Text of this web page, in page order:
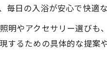
日の入浴が安心で快適な
明やアクセサリー選び
するための具体的な提案